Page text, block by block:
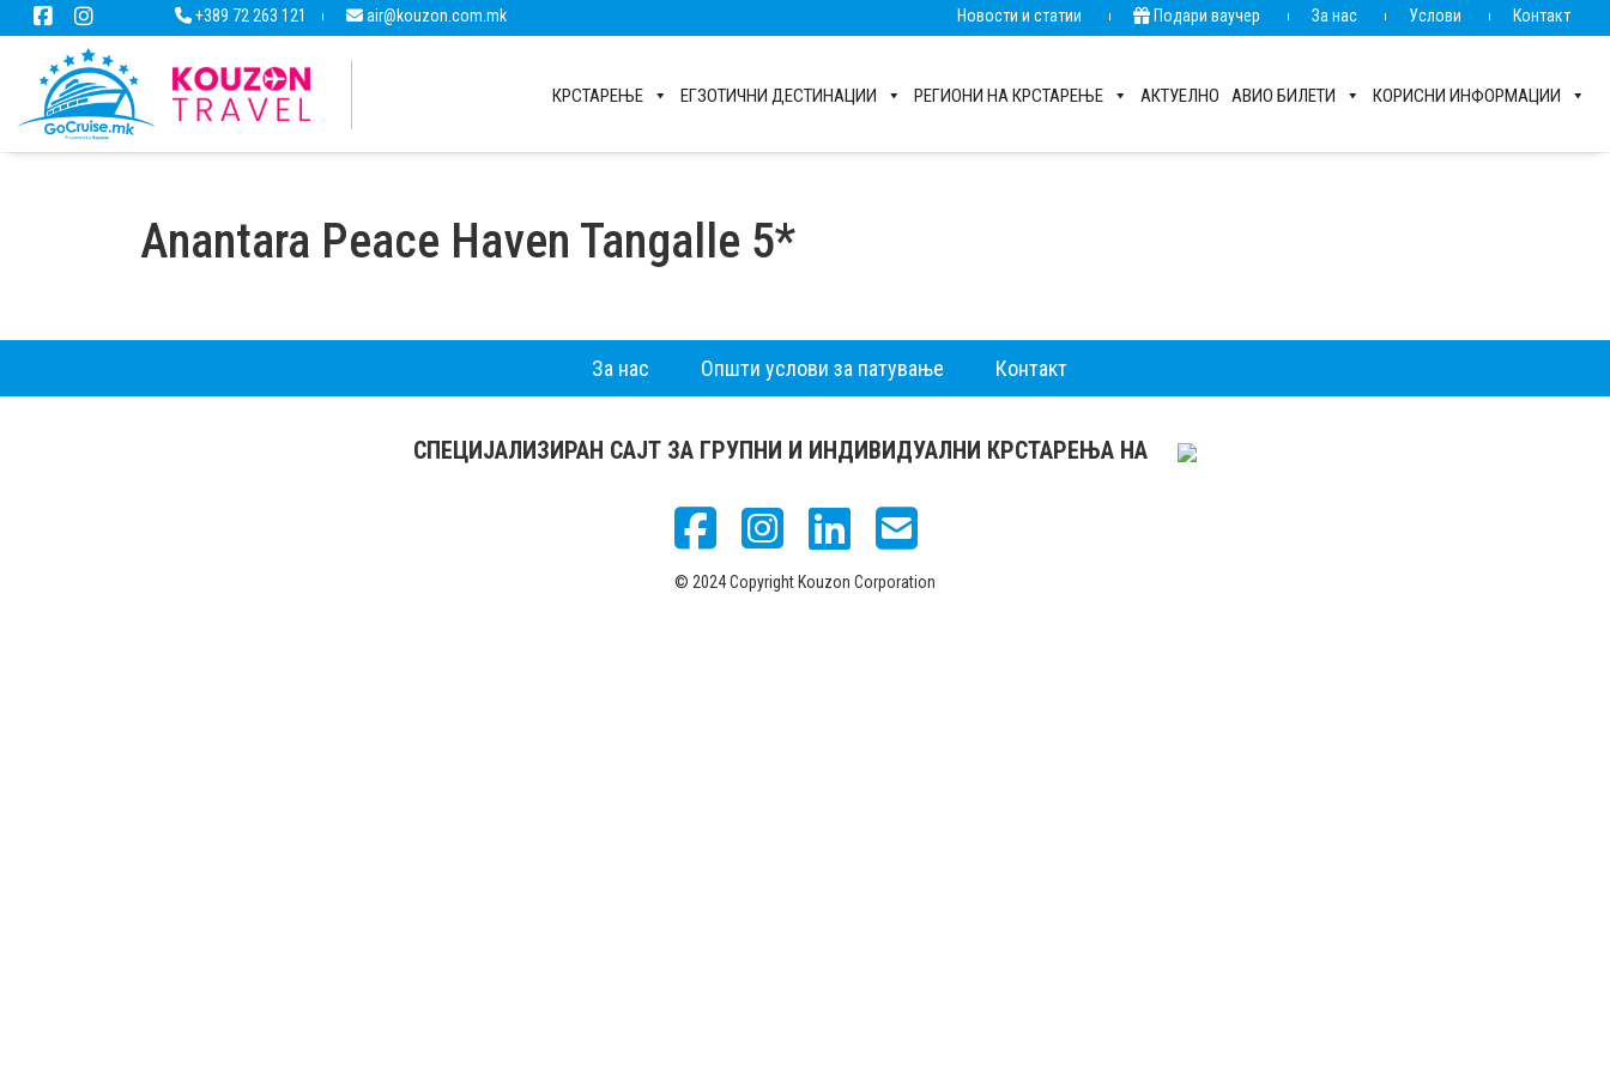
+389 72 263 121 air@kouzon.com.mk Новости и статии Подари ваучер За нас Услови Контакт
КРСТАРЕЊЕ ЕГЗОТИЧНИ ДЕСТИНАЦИИ РЕГИОНИ НА КРСТАРЕЊЕ АКТУЕЛНО АВИО БИЛЕТИ КОРИСНИ ИНФОРМАЦИИ
Anantara Peace Haven Tangalle 5*
За нас Општи услови за патување Контакт
СПЕЦИЈАЛИЗИРАН САЈТ ЗА ГРУПНИ И ИНДИВИДУАЛНИ КРСТАРЕЊА НА
© 2024 Copyright Kouzon Corporation